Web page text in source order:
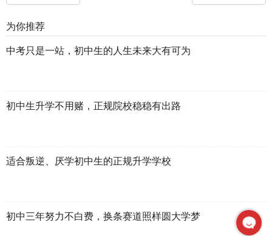
为你推荐
中考只是一站，初中生的人生未来大有可为
初中生升学不用赌，正规院校稳稳有出路
适合叛逆、厌学初中生的正规升学学校
初中三年努力不白费，换条赛道照样圆大学梦